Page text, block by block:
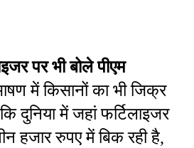
पर भी बोले पीएम
में किसानों का भी जिक्र
दुनिया में जहां फर्टिलाइजर
हजार रुपए में बिक रही है,